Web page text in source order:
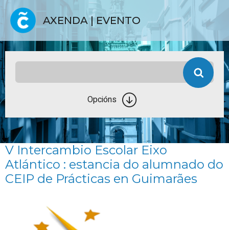
AXENDA | EVENTO
Opcións
V Intercambio Escolar Eixo
Atlántico : estancia do alumnado do
CEIP de Prácticas en Guimarães